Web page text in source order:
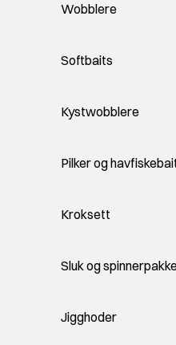
Wobblere
Softbaits
Kystwobblere
Pilker og
Kroksett
Sluk og
Jigghoder